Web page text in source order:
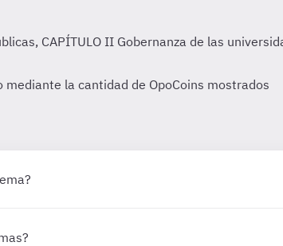
CAPÍTULO II Gobernanza de las
la cantidad de OpoCoins mostrados